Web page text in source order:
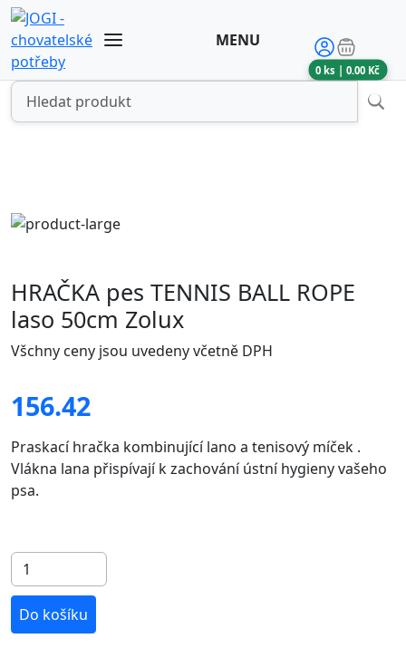
MENU
0 ks |0.00 Kč
HRAČKA pes TENNIS BALL ROPE
laso 50cm Zolux
Všchny ceny jsou uvedeny včetně DPH
156.42
Praskací hračka kombinující lano a tenisový míček .
Vlákna lana přispívají k zachování ústní hygieny vašeho
psa.
Do košíku